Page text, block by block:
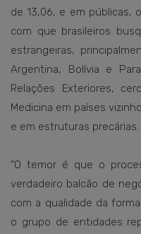
de 13,06, e em públicas,
com que brasileiros
estrangeiras,
Argentina, Bolívia e
Relações Exteriores,
Medicina em países
e em estruturas precárias.
“O temor é que o
verdadeiro balcão de
com a qualidade da
o grupo de entidades